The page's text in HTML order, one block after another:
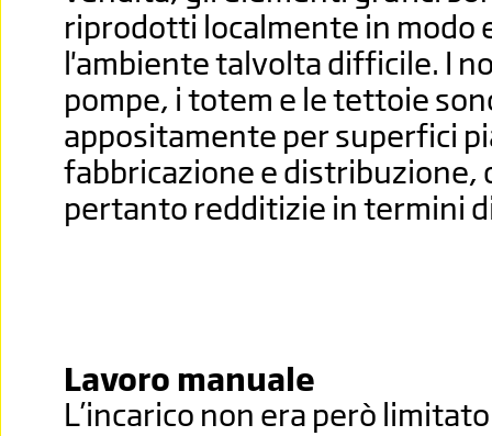
riprodotti localmente in modo
l'ambiente talvolta difficile. I
pompe, i totem e le tettoie
appositamente per superfici
fabbricazione e distribuzione,
pertanto redditizie in termini
Lavoro manuale
L’incarico non era però